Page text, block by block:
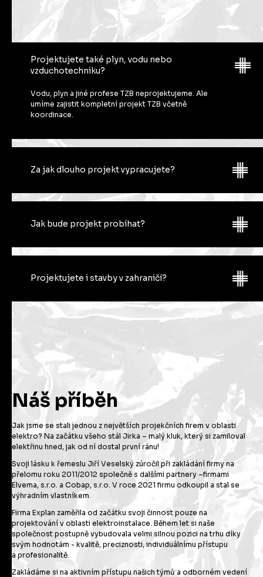
Projektujete také plyn, vodu nebo
vzduchotechniku?
Vodu, plyn a jiné profese TZB neprojektujeme. Ale
umíme zajistit kompletní projekt TZB včetně
koordinace.
Za jak dlouho projekt vypracujete?
Každý projekt je specificky – bytový dům o 20 jednotkách
záleží na stupni. Ale délka projektu je od 1 do 5 měsíců
podle náročnosti, rozsahu a v závislosti na podkladech.
Jak bude projekt probíhat?
termíny i na vaše technické požadavky. To vše nám pomůže
sestavit rozsah našich prací. Díky tomu můžeme sestavit
srozumitelnou a vstřícnou smlouvu. Po jejím podpisu od vás
převezmeme potřebné poklady a pustíme se do
a zapracujeme vaše připomínky a požadavky na změny.
Projektujete i stavby v zahraničí?
Ano, máme za sebou projekty na Maledivách, ve
Švédsku, Francii, Polsku, Slovensku, Rakousku,
Náš příběh
Jak jsme se stali jednou z největších projekčních firem v oblasti
elektro? Na začátku všeho stál Jirka – malý kluk, který si zamiloval
elektřinu hned, jak od ní dostal první ránu!
Svoji lásku k řemeslu Jiří Veselský zúročil při zakládání firmy na
přelomu roku 2011/2012 společně s dalšími partnery –firmami
Elvema, s.r.o. a Cobap, s.r.o. V roce 2021 firmu odkoupil a stal se
výhradním vlastníkem.
Firma Explan zaměřila od začátku svoji činnost pouze na
projektování v oblasti elektroinstalace. Během let si naše
společnost postupně vybudovala velmi silnou pozici na trhu díky
svým hodnotám - kvalitě, preciznosti, individuálnímu přístupu
a profesionalitě.
Zakládáme si na aktivním přístupu našich týmů a odborném vedení